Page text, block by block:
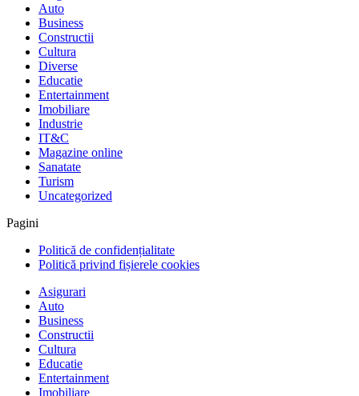
Auto
Business
Constructii
Cultura
Diverse
Educatie
Entertainment
Imobiliare
Industrie
IT&C
Magazine online
Sanatate
Turism
Uncategorized
Pagini
Politică de confidențialitate
Politică privind fișierele cookies
Asigurari
Auto
Business
Constructii
Cultura
Educatie
Entertainment
Imobiliare